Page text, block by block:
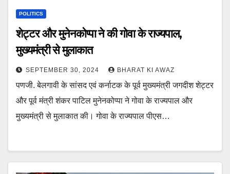
POLITICS
शेट्टर और मुनेनकोप्पा ने की गोवा के राज्यपाल,
मुख्यमंत्री से मुलाकात
SEPTEMBER 30, 2024 BHARAT KI AWAZ
पणजी. बेलगावी के सांसद एवं कर्नाटक के पूर्व मुख्यमंत्री जगदीश शेट्टर
और पूर्व मंत्री शंकर पाटिल मुनेनकोप्पा ने गोवा के राज्यपाल और
मुख्यमंत्री से मुलाकात की। गोवा के राज्यपाल पीएस…